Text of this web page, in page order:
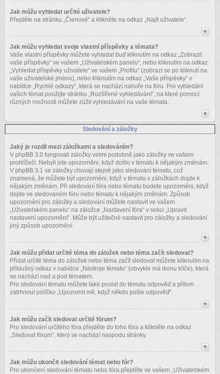
Jak můžu vyhledat určité uživatele?
Přejděte na stránku „Členové“ a klikněte na odkaz „Najít uživatele“.
Jak můžu vyhledat svoje vlastní příspěvky a témata?
Vaše vlastní příspěvky můžete vyhledat buď kliknutím na odkaz „Zobrazit
vaše příspěvky“ ve vašem „Uživatelském panelu“, nebo kliknutím na odkaz
„Vyhledat příspěvky uživatele“ ve vašem „Profilu“ (zobrazí se po kliknutí na
vaše uživatelské jméno), nebo kliknutím na odkaz „Vaše příspěvky“ v
nabídce „Rychlé odkazy“, která se nachází nahoře na fóru. Pro vyhledání
vašich témat použijte stránku „Rozšířené vyhledávání“, na které pomocí
různých možnosti můžete zúžit vyhledávání na vaše témata.
Sledování a záložky
Jaký je rozdíl mezi záložkami a sledováním?
V phpBB 3.0 fungovali záložky velmi podobně jako záložky ve vašem
prohlížeči. Nebyli jste upozorněni, když došlo v tématu k nějakým změnám.
V phpBB 3.1 se záložky chovají stejně jako sledování tématu, což
znamená, že můžete být upozorněni, když v tématu v záložkách dojde k
nějakým změnám. Při sledování fóra nebo tématu budete upozorněni, když
dojde ve sledovaném fóru nebo tématu k nějakým změnám. Způsob
upozornění pro záložky a sledování můžete nastavit ve vašem
„Uživatelském panelu“ na záložce „Nastavení fóra“ v sekci „Upravit
nastavení upozornění“. Může být užitečné nastavit pro záložky a sledování
jiný způsob upozornění.
Jak můžu přidat určité téma do záložek nebo téma začít sledovat?
Přidat určité téma do záložek nebo téma začít sledovat můžete kliknutím na
příslušný odkaz v nabídce „Nástroje tématu“ (obvykle má ikonu klíče), která
se nachází nad a pod tématem.
Pro sledování tématu můžete také poslat do tématu odpověď a přitom
zatrhnout políčko „Upozornit mě, když někdo pošle odpověď“.
Jak můžu začít sledovat určité fórum?
Pro sledování určitého fóra přejděte do toho fóra a klikněte na odkaz
„Sledovat fórum“, který se nachází naspodu stránky.
Jak můžu ukončit sledování témat nebo fór?
Pro ukončení sledování tématu nebo fóra přejděte ve vašem „Uživatelském